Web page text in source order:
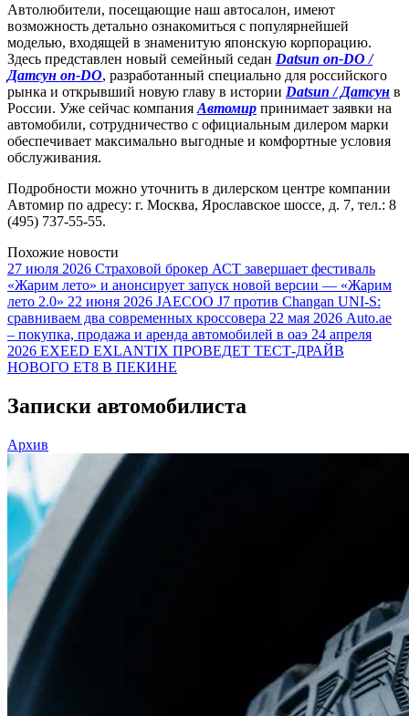
Автолюбители, посещающие наш автосалон, имеют
возможность детально ознакомиться c популярнейшей
моделью, входящей в знаменитую японскую корпорацию.
Здесь представлен новый семейный седан Datsun on-DO /
Датсун on-DO, разработанный специально для российского
рынка и открывший новую главу в истории Datsun / Датсун в
России. Уже сейчас компания Автомир принимает заявки на
автомобили, сотрудничество с официальным дилером марки
обеспечивает максимально выгодные и комфортные условия
обслуживания.
Подробности можно уточнить в дилерском центре компании
Автомир по адресу: г. Москва, Ярославское шоссе, д. 7, тел.: 8
(495) 737-55-55.
Похожие новости
27 июля 2026 Страховой брокер АСТ завершает фестиваль
«Жарим лето» и анонсирует запуск новой версии — «Жарим
лето 2.0» 22 июня 2026 JAECOO J7 против Changan UNI-S:
сравниваем два современных кроссовера 22 мая 2026 Auto.ae
– покупка, продажа и аренда автомобилей в оаэ 24 апреля
2026 EXEED EXLANTIX ПРОВЕДЕТ ТЕСТ-ДРАЙВ
НОВОГО ET8 В ПЕКИНЕ
Записки автомобилиста
Архив